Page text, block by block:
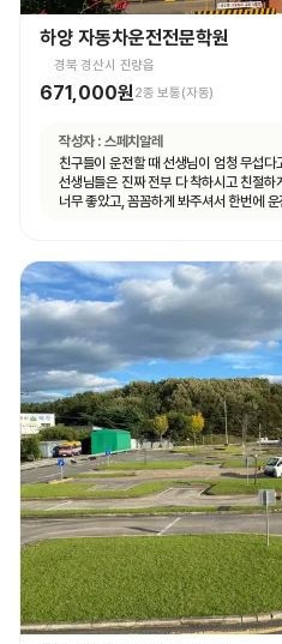
하양 자동차운전전문학원
경북 경산시 진량읍
671,000원2종 보통(자동)
작성자 : 스페치알레
친구들이 운전할 때 선생님이 엄청 무섭다
선생님들은 진짜 전부 다 착하시고 친절하
너무 좋았고, 꼼꼼하게 봐주셔서 한번에